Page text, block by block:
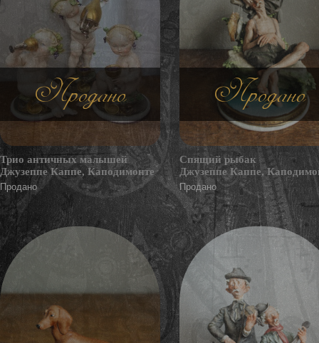
Продано
Трио античных малышей
Джузеппе Каппе, Каподимонте
Продано
Продано
Спящий рыбак
Джузеппе Каппе,
Продано